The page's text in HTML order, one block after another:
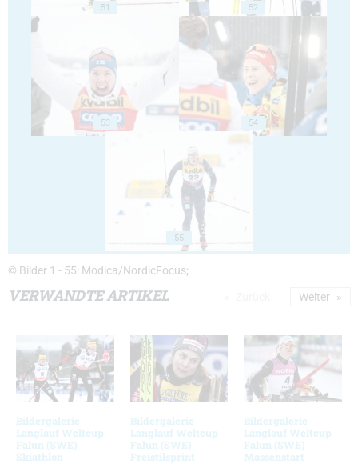
51 52
53 54
55
© Bilder 1 - 55: Modica/NordicFocus;
VERWANDTE ARTIKEL
Bildergalerie
Langlauf Weltcup
Falun (SWE)
Skiathlon
Bildergalerie
Langlauf Weltcup
Falun (SWE)
Freistilsprint
Bildergalerie
Langlauf Weltcup
Falun (SWE)
Massenstart
Weiter